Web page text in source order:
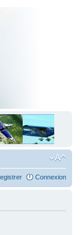
Connexion